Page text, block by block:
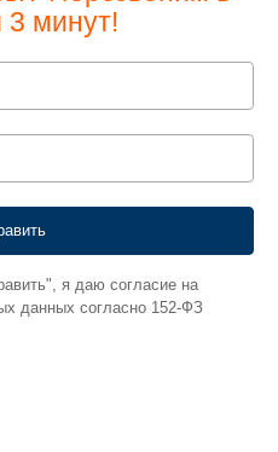
3 минут!
я даю согласие на
данных согласно 152-ФЗ